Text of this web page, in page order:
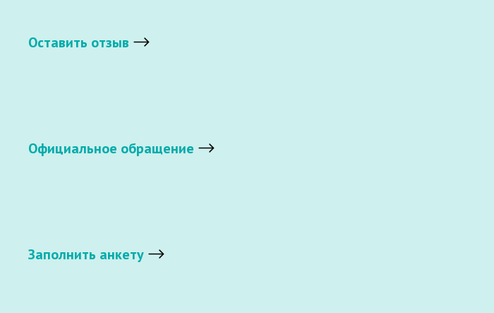
Оставить отзыв
Официальное обращение
Заполнить анкету